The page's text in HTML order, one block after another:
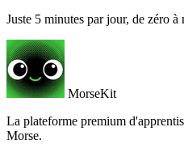
Juste 5 minutes par jour, de zéro à
MorseKit
La plateforme premium
Morse.